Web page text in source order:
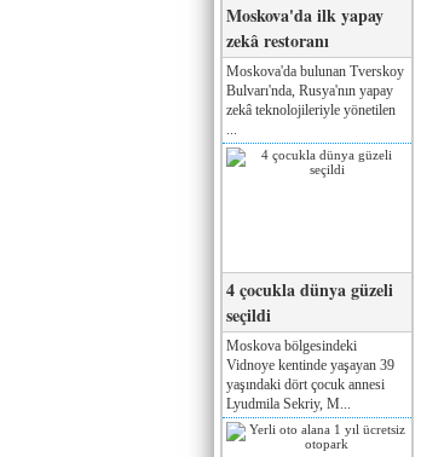
Moskova'da ilk yapay
zekâ restoranı
Moskova'da bulunan Tverskoy
Bulvarı'nda, Rusya'nın yapay
zekâ teknolojileriyle yönetilen
4 çocukla dünya güzeli
seçildi
Moskova bölgesindeki
Vidnoye kentinde yaşayan 39
yaşındaki dört çocuk annesi
Lyudmila Sekriy, M...